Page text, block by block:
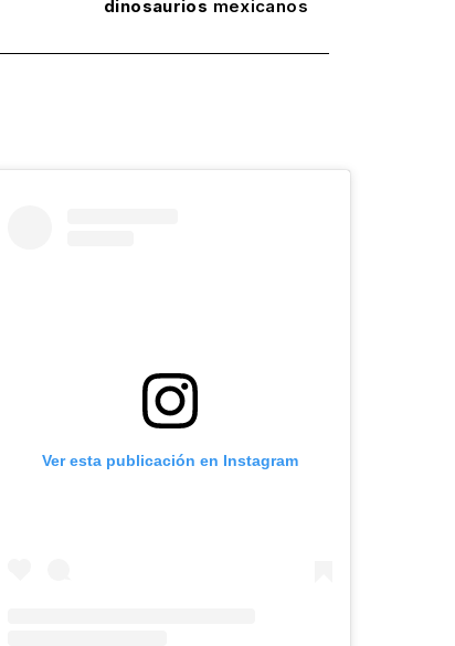
dinosaurios mexicanos
Ver esta publicación en Instagram